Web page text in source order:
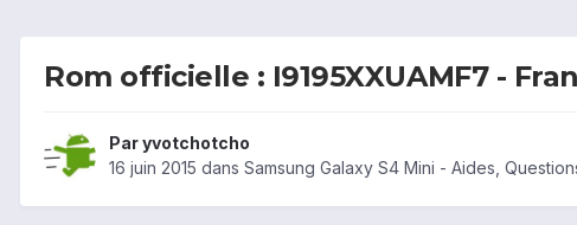
Rom officielle : I9195XXUAMF7 -
Paryvotchotcho
16 juin 2015 dans Samsung Galaxy S4 Mini - Aides,